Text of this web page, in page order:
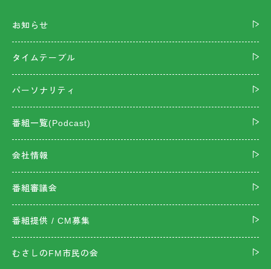
お知らせ
タイムテーブル
パーソナリティ
番組一覧(Podcast)
会社情報
番組審議会
番組提供 / CM募集
むさしのFM市民の会